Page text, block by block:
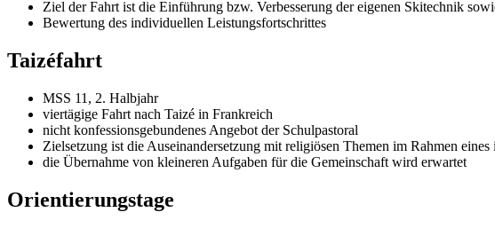
Ziel der Fahrt ist die Einführung bzw. Verbesserung der eigenen Skitechnik
Bewertung des individuellen Leistungsfortschrittes
Taizéfahrt
MSS 11, 2. Halbjahr
viertägige Fahrt nach Taizé in Frankreich
nicht konfessionsgebundenes Angebot der Schulpastoral
Zielsetzung ist die Auseinandersetzung mit religiösen Themen im Rahmen
die Übernahme von kleineren Aufgaben für die Gemeinschaft wird erwartet
Orientierungstage